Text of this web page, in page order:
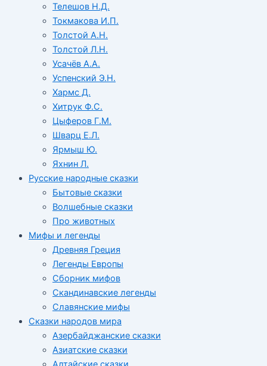
Телешов Н.Д.
Токмакова И.П.
Толстой А.Н.
Толстой Л.Н.
Усачёв А.А.
Успенский Э.Н.
Хармс Д.
Хитрук Ф.С.
Цыферов Г.М.
Шварц Е.Л.
Ярмыш Ю.
Яхнин Л.
Русские народные сказки
Бытовые сказки
Волшебные сказки
Про животных
Мифы и легенды
Древняя Греция
Легенды Европы
Сборник мифов
Скандинавские легенды
Славянские мифы
Сказки народов мира
Азербайджанские сказки
Азиатские сказки